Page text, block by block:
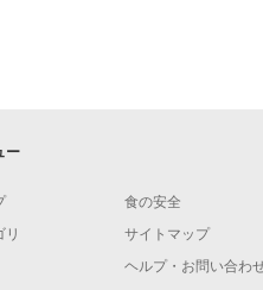
ー
リ
食の安全
サイトマップ
ヘルプ・お問い合わ